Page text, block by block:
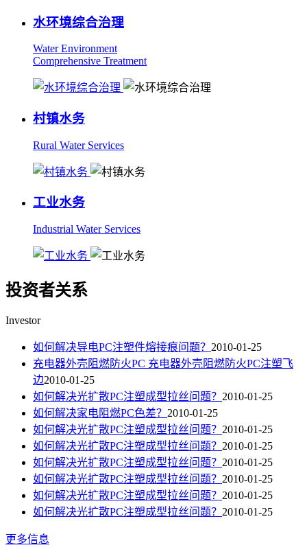
水环境综合治理
Water Environment
Comprehensive Treatment
村镇水务
Rural Water Services
工业水务
Industrial Water Services
投资者关系
Investor
如何解决导电PC注塑件熔接痕问题？ 2010-01-25
充电器外壳阻燃防火PC 充电器外壳阻燃防火PC注塑飞
边2010-01-25
如何解决光扩散PC注塑成型拉丝问题？ 2010-01-25
如何解决家电阻燃PC色差？ 2010-01-25
如何解决光扩散PC注塑成型拉丝问题？ 2010-01-25
如何解决光扩散PC注塑成型拉丝问题？ 2010-01-25
如何解决光扩散PC注塑成型拉丝问题？ 2010-01-25
如何解决光扩散PC注塑成型拉丝问题？ 2010-01-25
如何解决光扩散PC注塑成型拉丝问题？ 2010-01-25
如何解决光扩散PC注塑成型拉丝问题？ 2010-01-25
更多信息